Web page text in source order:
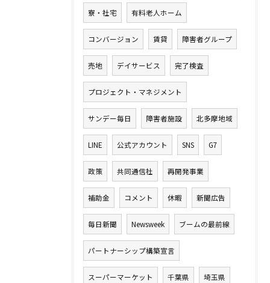
寮・社宅 有料老人ホーム
コンバージョン 賃貸 障害者グループ
売地 デイサービス 完了検査
プロジェクト・マネジメント
サンデー毎日 障害者施設 北多摩地域
LINE 公式アカウント SNS G7
政策 共同通信社 再開発事業
補助金 コメント 休暇 新聞広告
毎日新聞 Newsweek ブームの最前線
パートナーシップ構築宣言
スーパーマーケット 千葉県 埼玉県